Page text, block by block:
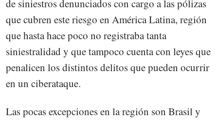
de siniestros denunciados con cargo a las pólizas
que cubren este riesgo en América Latina, región
que hasta hace poco no registraba tanta
siniestralidad y que tampoco cuenta con leyes que
penalicen los distintos delitos que pueden ocurrir
en un ciberataque.
Las pocas excepciones en la región son Brasil y